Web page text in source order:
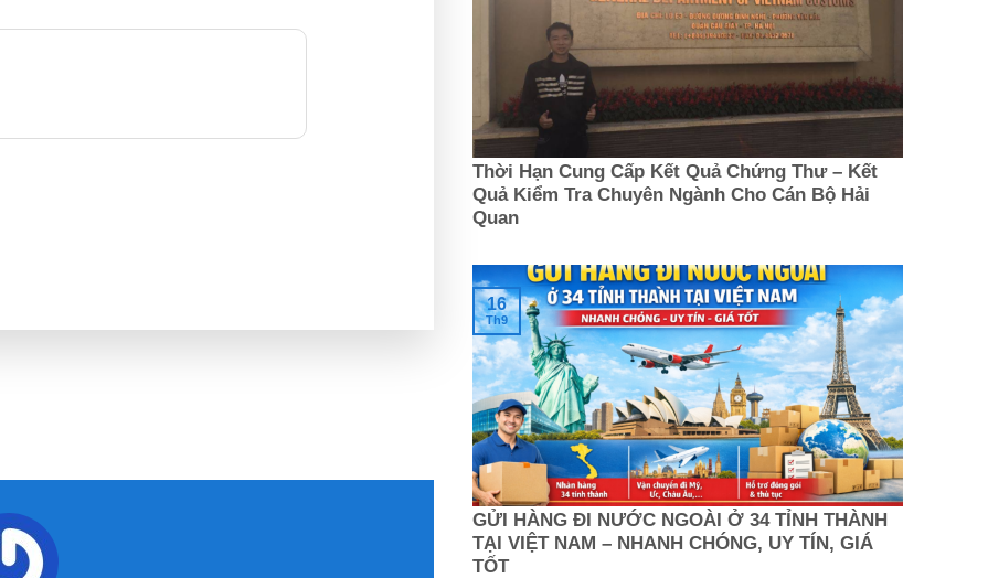
Thời Hạn Cung Cấp Kết Quả Chứng Thư – Kết
Quả Kiểm Tra Chuyên Ngành Cho Cán Bộ Hải
Quan
GỬI HÀNG ĐI NƯỚC NGOÀI Ở 34 TỈNH THÀNH
TẠI VIỆT NAM – NHANH CHÓNG, UY TÍN, GIÁ
TỐT
16
Th9